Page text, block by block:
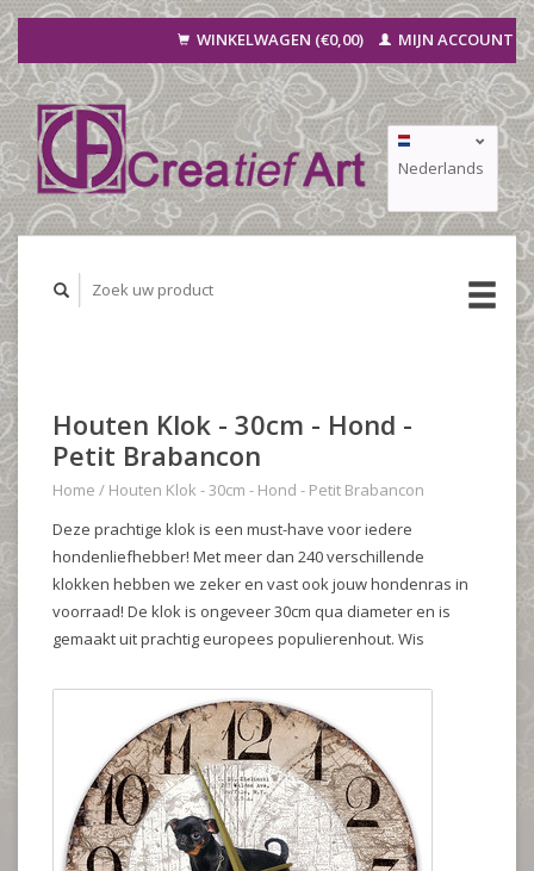
WINKELWAGEN (€0,00) MIJN ACCOUNT
Nederlands
Deutsch
Houten Klok - 30cm - Hond -
Petit Brabancon
Home / Houten Klok - 30cm - Hond - Petit Brabancon
Deze prachtige klok is een must-have voor iedere
hondenliefhebber! Met meer dan 240 verschillende
klokken hebben we zeker en vast ook jouw hondenras in
voorraad! De klok is ongeveer 30cm qua diameter en is
gemaakt uit prachtig europees populierenhout. Wis